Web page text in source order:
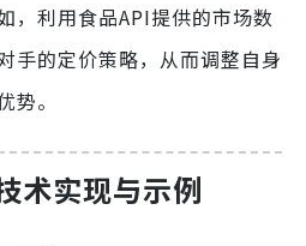
，利用食品API提供的市场数
手的定价策略，从而调整自身
势。
术实现与示例